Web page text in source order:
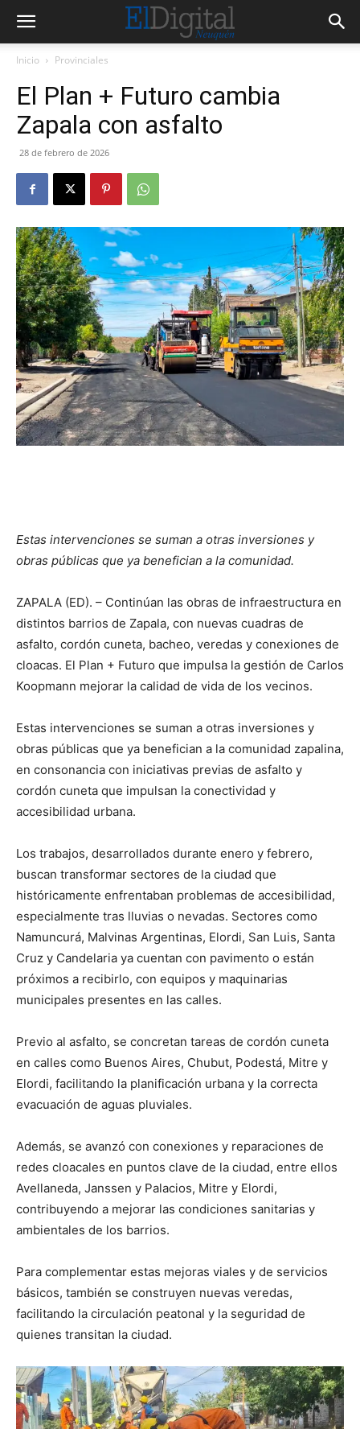
Inicio Provinciales
El Plan + Futuro cambia
Zapala con asfalto
28 de febrero de 2026
Estas intervenciones se suman a otras inversiones y
obras públicas que ya benefician a la comunidad.
ZAPALA (ED). – Continúan las obras de infraestructura en
distintos barrios de Zapala, con nuevas cuadras de
asfalto, cordón cuneta, bacheo, veredas y conexiones de
cloacas. El Plan + Futuro que impulsa la gestión de Carlos
Koopmann mejorar la calidad de vida de los vecinos.
Estas intervenciones se suman a otras inversiones y
obras públicas que ya benefician a la comunidad zapalina,
en consonancia con iniciativas previas de asfalto y
cordón cuneta que impulsan la conectividad y
accesibilidad urbana.
Los trabajos, desarrollados durante enero y febrero,
buscan transformar sectores de la ciudad que
históricamente enfrentaban problemas de accesibilidad,
especialmente tras lluvias o nevadas. Sectores como
Namuncurá, Malvinas Argentinas, Elordi, San Luis, Santa
Cruz y Candelaria ya cuentan con pavimento o están
próximos a recibirlo, con equipos y maquinarias
municipales presentes en las calles.
Previo al asfalto, se concretan tareas de cordón cuneta
en calles como Buenos Aires, Chubut, Podestá, Mitre y
Elordi, facilitando la planificación urbana y la correcta
evacuación de aguas pluviales.
Además, se avanzó con conexiones y reparaciones de
redes cloacales en puntos clave de la ciudad, entre ellos
Avellaneda, Janssen y Palacios, Mitre y Elordi,
contribuyendo a mejorar las condiciones sanitarias y
ambientales de los barrios.
Para complementar estas mejoras viales y de servicios
básicos, también se construyen nuevas veredas,
facilitando la circulación peatonal y la seguridad de
quienes transitan la ciudad.